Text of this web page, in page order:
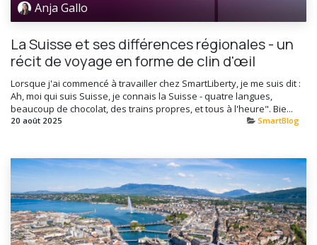
Anja Gallo
La Suisse et ses différences régionales - un
récit de voyage en forme de clin d'œil
Lorsque j'ai commencé à travailler chez SmartLiberty, je me suis dit :
Ah, moi qui suis Suisse, je connais la Suisse - quatre langues,
beaucoup de chocolat, des trains propres, et tous à l'heure". Bie...
20 août 2025 SmartBlog